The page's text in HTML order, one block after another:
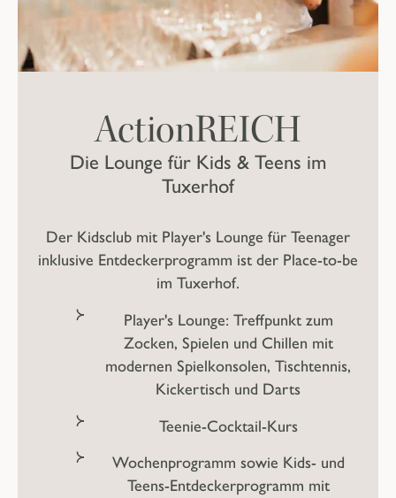
Die Lounge für Kids & Teens im
Tuxerhof
ActionREICH
Der Kidsclub mit Player's Lounge für Teenager
inklusive Entdeckerprogramm ist der Place-to-be
im Tuxerhof.
Player's Lounge: Treffpunkt zum
Zocken, Spielen und Chillen mit
modernen Spielkonsolen, Tischtennis,
Kickertisch und Darts
Teenie-Cocktail-Kurs
Wochenprogramm sowie Kids- und
Teens-Entdeckerprogramm mit